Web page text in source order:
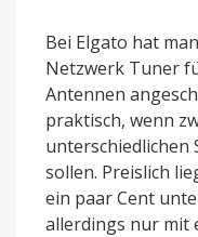
Bei Elgato hat
Netzwerk Tuner
Antennen
praktisch, wenn
unterschiedlichen
sollen. Preislich
ein paar Cent
allerdings nur mit